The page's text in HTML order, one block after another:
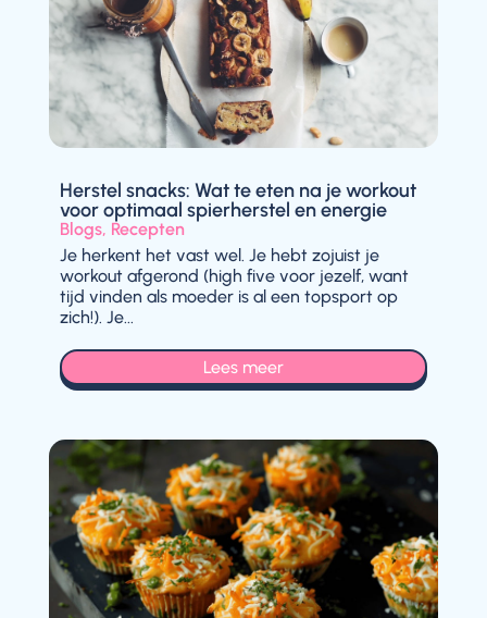
Herstel snacks: Wat te eten na je workout
voor optimaal spierherstel en energie
Blogs, Recepten
Je herkent het vast wel. Je hebt zojuist je
workout afgerond (high five voor jezelf, want
tijd vinden als moeder is al een topsport op
zich!). Je...
Lees meer